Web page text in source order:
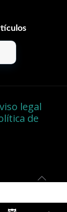
Grok
legal
de